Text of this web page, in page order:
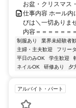
お盆・クリスマス
仕事内容 ホール内
びは＼一切ありま
内容＝＝＝＝＝＝
制服あり 業界未経験者
主婦・主夫歓迎
フリー
平日のみOK
学生歓迎
ネイルOK
研修あり 夕
アルバイト・パート